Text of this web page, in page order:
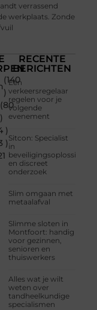
verrassend
werkplaats. Zonde
(140
)
(80
)
)
)
RECENTE
BERICHTEN
Een
verkeersregelaar
regelen voor je
volgende
evenement
Sitcon: Specialist
in
beveiligingsoplossingen
en discreet
onderzoek
Slim omgaan met
metaalafval
Slimme sloten in
Montfoort: handig
voor gezinnen,
senioren en
thuiswerkers
Alles wat je wilt
weten over
tandheelkundige
specialismen